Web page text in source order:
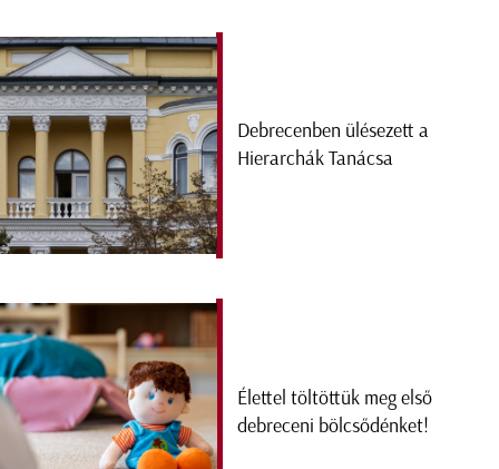
Debrecenben ülésezett a
Hierarchák Tanácsa
Élettel töltöttük meg első
debreceni bölcsődénket!